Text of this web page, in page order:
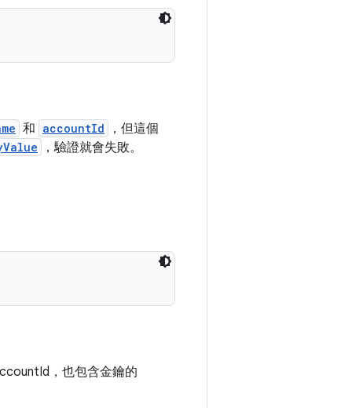
和 accountId ，但這個
，驗證就會失敗。
，也包含金鑰的